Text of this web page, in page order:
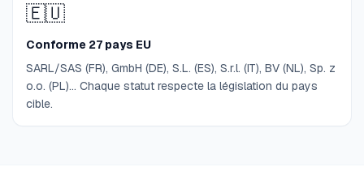
🇪🇺
Conforme 27 pays EU
SARL/SAS (FR), GmbH (DE), S.L. (ES), S.r.l. (IT), BV (NL), Sp. z
o.o. (PL)… Chaque statut respecte la législation du pays
cible.